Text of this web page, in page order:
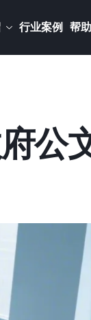
行业案例 帮
公